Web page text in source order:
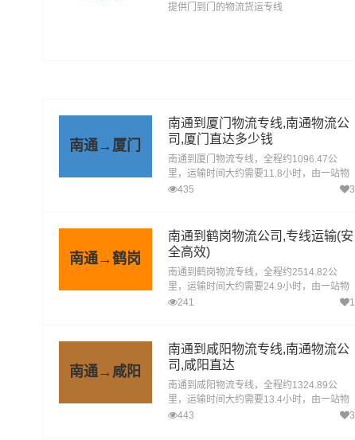
提供门到门的物流货运专线
南通→厦门
南通到厦门物流专线,南通物流公
司,厦门直达多少钱
南通到厦门物流专线，全程约1096.47公
里，运输时间大约需要11.8小时，由一站物
流公司提供直达不中转定时达运输服务，可
及个人提供高效、便捷、可靠的货运解决方
案。您只需一个电话其他交给我们。
435 3
南通→鹤岗
南通到鹤岗物流公司,专线运输(安
全高效)
南通到鹤岗物流专线，全程约2514.82公
里，运输时间大约需要24.9小时，由一站物
流公司提供直达不中转定时达运输服务，可
业、工厂、贸易商以及个人提供高效、便
捷、可靠的货运解决方案。您只需一个电话
其他交给我们。
241 1
南通→咸阳
南通到咸阳物流专线,南通物流公
司,咸阳直达
南通到咸阳物流专线，全程约1324.89公
里，运输时间大约需要13.4小时，由一站物
流公司提供直达不中转定时达运输服务，可
443 3